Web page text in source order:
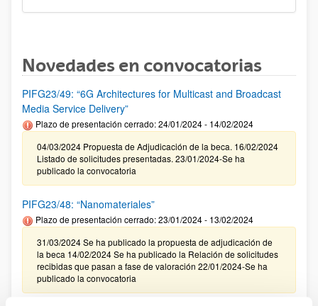
Novedades en convocatorias
PIFG23/49: “6G Architectures for Multicast and Broadcast
Media Service Delivery”
Plazo de presentación cerrado: 24/01/2024 - 14/02/2024
04/03/2024 Propuesta de Adjudicación de la beca. 16/02/2024
Listado de solicitudes presentadas. 23/01/2024-Se ha
publicado la convocatoria
PIFG23/48: “Nanomateriales”
Plazo de presentación cerrado: 23/01/2024 - 13/02/2024
31/03/2024 Se ha publicado la propuesta de adjudicación de
la beca 14/02/2024 Se ha publicado la Relación de solicitudes
recibidas que pasan a fase de valoración 22/01/2024-Se ha
publicado la convocatoria